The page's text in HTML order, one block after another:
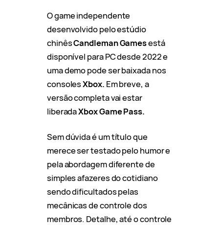
O game independente
desenvolvido pelo estúdio
chinêsCandleman Gamesestá
disponível para PC desde 2022 e
uma demo pode ser baixada nos
consolesXbox. Em breve, a
versão completa vai estar
liberadaXbox Game Pass.
Sem dúvida é um título que
merece ser testado pelo humor e
pela abordagem diferente de
simples afazeres do cotidiano
sendo dificultados pelas
mecânicas de controle dos
membros. Detalhe, até o controle